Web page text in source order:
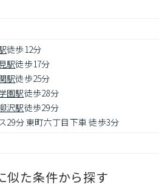
徒歩12分
駅徒歩17分
駅徒歩25分
園駅徒歩28分
沢駅徒歩29分
29分 東町六丁目下車 徒歩3分
似た条件から探す